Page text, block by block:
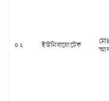
০২ ইউনিবায়োটেক